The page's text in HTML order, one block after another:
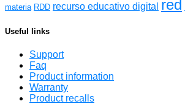
materia RDD recurso educativo digital red
Useful links
Support
Faq
Product information
Warranty
Product recalls